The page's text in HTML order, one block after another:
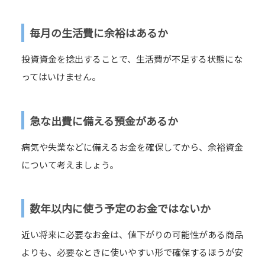
毎月の生活費に余裕はあるか
投資資金を捻出することで、生活費が不足する状態にな
ってはいけません。
急な出費に備える預金があるか
病気や失業などに備えるお金を確保してから、余裕資金
について考えましょう。
数年以内に使う予定のお金ではないか
近い将来に必要なお金は、値下がりの可能性がある商品
よりも、必要なときに使いやすい形で確保するほうが安